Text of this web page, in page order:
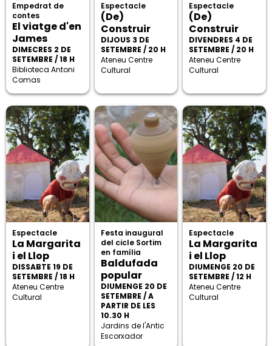
Empedrat de
contes
El viatge d'en
James
DIMECRES 2 DE
SETEMBRE / 18 H
Biblioteca Antoni
Comas
Espectacle
(De)
Construir
DIJOUS 3 DE
SETEMBRE / 20 H
Ateneu Centre
Cultural
Espectacle
(De)
Construir
DIVENDRES 4 DE
SETEMBRE / 20 H
Ateneu Centre
Cultural
Espectacle
La Margarita
i el Llop
DISSABTE 19 DE
SETEMBRE / 18 H
Ateneu Centre
Cultural
Festa inaugural
del cicle Sortim
en família
Baldufada
popular
DIUMENGE 20 DE
SETEMBRE / A
PARTIR DE LES
10.30 H
Jardins de l'Antic
Escorxador
Espectacle
La Margarita
i el Llop
DIUMENGE 20 DE
SETEMBRE / 12 H
Ateneu Centre
Cultural